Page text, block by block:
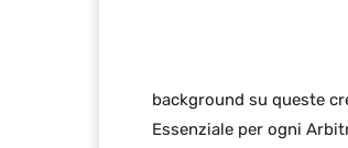
background su queste
Essenziale per ogni